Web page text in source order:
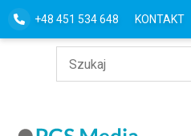
+48 451 534 648 KONTAKT